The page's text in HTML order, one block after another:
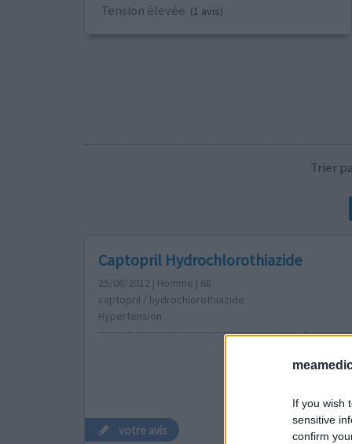
If you wish
sensitive
confirm
Tension élevée (1 avis)
Trier
Captopril Hydrochlorothiazide
25/06/2012 | Homme | 68
captopril / hydrochlorothiazide
Hypertension
votre avis